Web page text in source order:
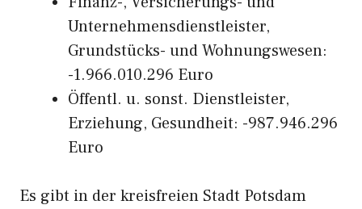
Unternehmensdienstleister,
Grundstücks- und Wohnungswesen:
-1.966.010.296 Euro
Öffentl. u. sonst. Dienstleister,
Erziehung, Gesundheit: -987.946.296
Euro
Es gibt in der kreisfreien Stadt Potsdam